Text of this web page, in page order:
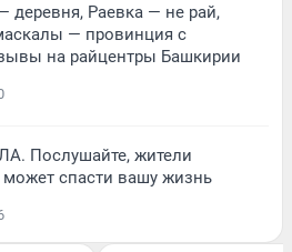
деревня, Раевка — не рай,
— провинция с
на райцентры Башкирии
Послушайте, жители
спасти вашу жизнь